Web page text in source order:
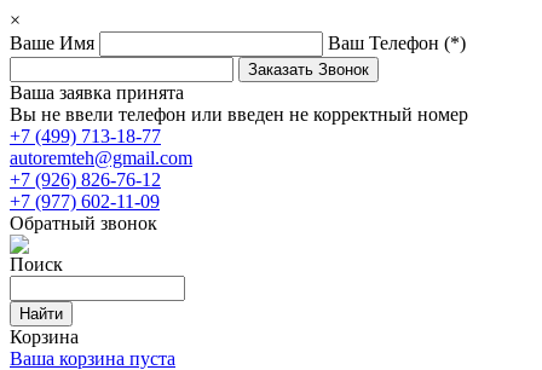
×
Ваше Имя
Ваш Телефон (*)
Ваша заявка принята
Вы не ввели телефон или введен не корректный номер
+7 (499) 713-18-77
autoremteh@gmail.com
+7 (926) 826-76-12
+7 (977) 602-11-09
Обратный звонок
Поиск
Корзина
Ваша корзина пуста